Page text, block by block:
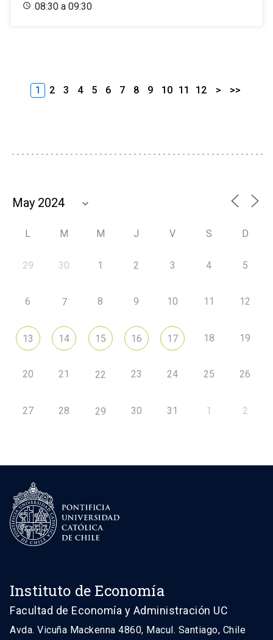
08:30 a 09:30
1 2 3 4 5 6 7 8 9 10 11 12 > >>
L M M J V S D
29 30 1 2 3 4 5
6 7 8 9 10 11 12
13 14 15 16 17 18 19
20 21 22 23 24 25 26
27 28 29 30 31 1 2
Instituto de Economía
Facultad de Economía y Administración UC
Avda. Vicuña Mackenna 4860, Macul. Santiago, Chile